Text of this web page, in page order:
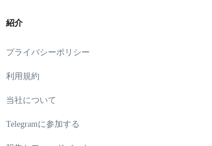
紹介
プライバシーポリシー
利用規約
当社について
Telegramに参加する